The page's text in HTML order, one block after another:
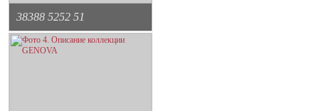
38388 5252 51